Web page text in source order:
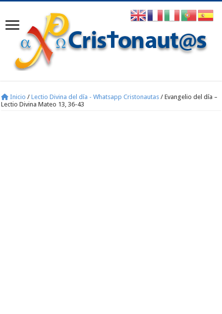
Inicio / Lectio Divina del día - Whatsapp Cristonautas / Evangelio del día –
Lectio Divina Mateo 13, 36-43